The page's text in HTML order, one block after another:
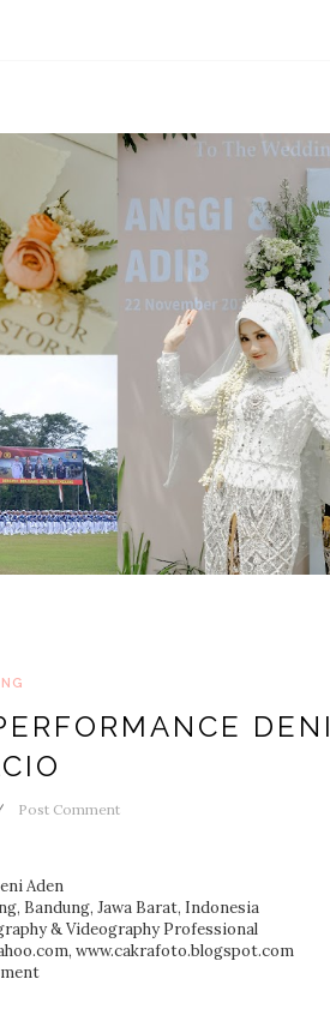
DENI
Post Comment
Aden
Bandung, Jawa Barat, Indonesia
& Videography Professional
www.cakrafoto.blogspot.com